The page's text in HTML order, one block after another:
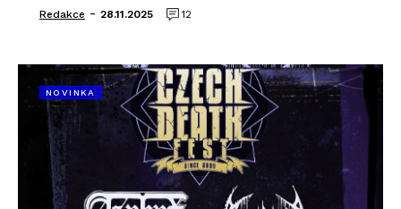
Redakce - 28.11.2025 12
NOVINKA